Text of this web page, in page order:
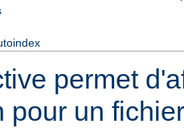
permet
pour un